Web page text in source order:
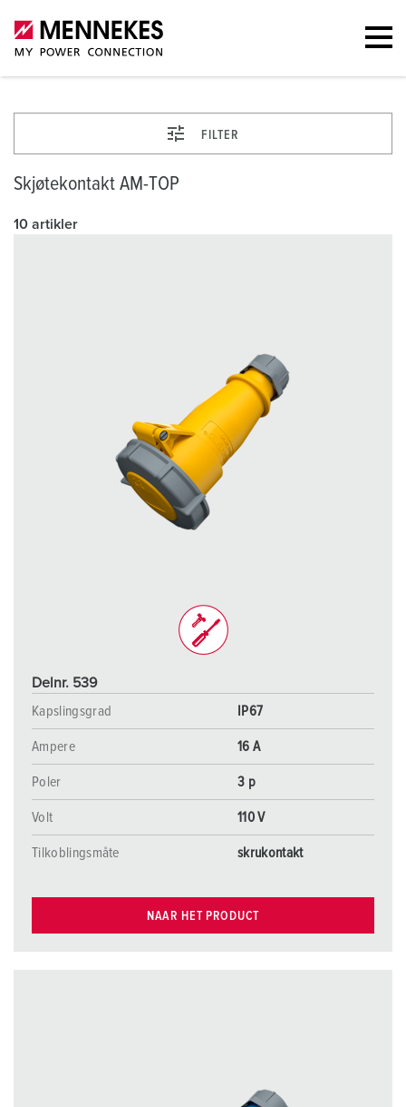
FILTER
Skjøtekontakt AM-TOP
10 artikler
Delnr. 539
Kapslingsgrad
IP67
Ampere 16 A
Poler 3 p
Volt 110 V
Tilkoblingsmåte skrukontakt
NAAR HET PRODUCT